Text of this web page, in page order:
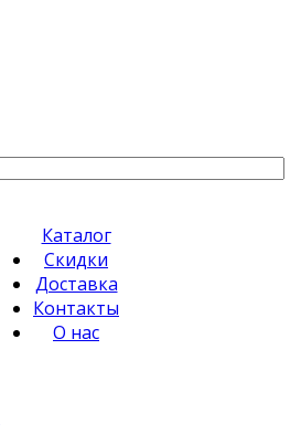
Каталог
Скидки
Доставка
Контакты
О нас